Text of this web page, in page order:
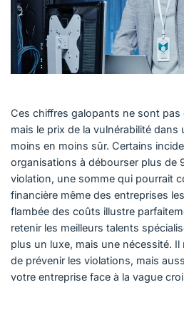
Ces chiffres galopants ne sont
mais le prix de la vulnérabilité
moins en moins sûr. Certains
organisations à débourser plus de
violation, une somme qui pourrait
financière même des entreprises
flambée des coûts illustre
retenir les meilleurs talents
plus un luxe, mais une nécessité. Il
de prévenir les violations, mais
votre entreprise face à la vague